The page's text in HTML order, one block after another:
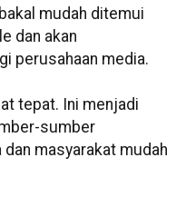
mudah ditemui
dan akan
perusahaan media.
tepat. Ini menjadi
sumber
masyarakat mudah